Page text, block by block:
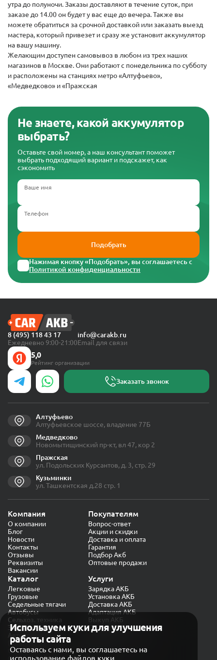
утра до полуночи. Заказы доставляют в течение суток, при
заказе до 14.00 он будет у вас еще до вечера. Также вы
можете обратиться за срочной доставкой или заказать выезд
мастера, который привезет и сразу же установит аккумулятор
на вашу машину.
Желающим доступен самовывоз в любом из трех наших
магазинов в Москве. Они работают с понедельника по субботу
и расположены на станциях метро «Алтуфьево»,
«Медведково» и «Пражская
Не знаете, какой аккумулятор
выбрать?
Оставьте свой номер, а наш консультант поможет
выбрать подходящий вариант и подскажет, как
сэкономить
Ваше имя
Телефон
Подобрать
Нажимая кнопку «Подобрать», вы соглашаетесь с
Политикой конфиденциальности
Используем куки для улучшения
работы сайта
Оставаясь с нами, вы соглашаетесь на
использование файлов куки
8 (495) 118 43 17
Ежедневно 9:00-21:00
info@carakb.ru
Email для связи
5,0
Рейтинг организации
Заказать звонок
Алтуфьево
Алтуфьевское шоссе, владение 77Б
Медведково
Новомытищинский пр-кт, вл 47, кор 2
Пражская
ул. Подольских Курсантов, д. 3, стр. 29
Кузьминки
ул. Ташкентская д.28 стр. 1
Компания
О компании
Блог
Новости
Контакты
Отзывы
Реквизиты
Вакансии
Покупателям
Вопрос-ответ
Акции и скидки
Доставка и оплата
Гарантия
Подбор Акб
Оптовые продажи
Каталог
Легковые
Грузовые
Седельные тягачи
Автобусы
Сельхоз. техника
Экскаваторы
Автокраны
Услуги
Зарядка АКБ
Установка АКБ
Доставка АКБ
Адаптация АКБ
Выкуп АКБ
Проверка генератора
Политика конфиденциальности
Обработка персональных данных
Согласие на обработку в «Яндекс.Метрика»